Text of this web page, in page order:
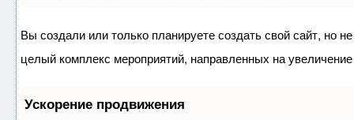
Вы создали или только планируете создать свой сайт, но
целый комплекс мероприятий, направленных на
Ускорение продвижения